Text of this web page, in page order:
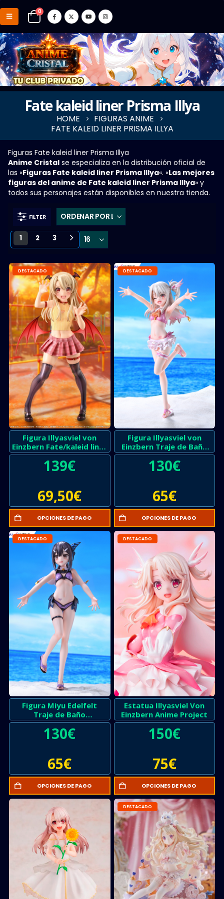
0
Fate kaleid liner Prisma Illya
HOME
FIGURAS ANIME
FATE KALEID LINER PRISMA ILLYA
Figuras Fate kaleid liner Prisma Illya
Anime Cristal se especializa en la distribución oficial de
las «Figuras Fate kaleid liner Prisma Illya«. «Las mejores
figuras del anime de Fate kaleid liner Prisma Illya» y
todos sus personajes están disponibles en nuestra tienda.
FILTER
1 2 3
DESTACADO
Figura Illyasviel von
Einzbern Fate/kaleid liner
Prisma Illya Licht
Nameless Girl Sweet
Devil Edition
139€
69,50€
OPCIONES DE PAGO
DESTACADO
Figura Illyasviel von
Einzbern Traje de Baño
Fate/kaleid liner PRISMA
ILLYA 2wei!
130€
65€
OPCIONES DE PAGO
DESTACADO
Figura Miyu Edelfelt
Traje de Baño
Fate/kaleid liner PRISMA
ILLYA 2wei!
130€
65€
OPCIONES DE PAGO
DESTACADO
Estatua Illyasviel Von
Einzbern Anime Project
150€
75€
OPCIONES DE PAGO
DESTACADO